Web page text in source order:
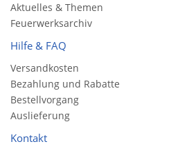
Aktuelles & Themen
Feuerwerksarchiv
Hilfe & FAQ
Versandkosten
Bezahlung und Rabatte
Bestellvorgang
Auslieferung
Kontakt